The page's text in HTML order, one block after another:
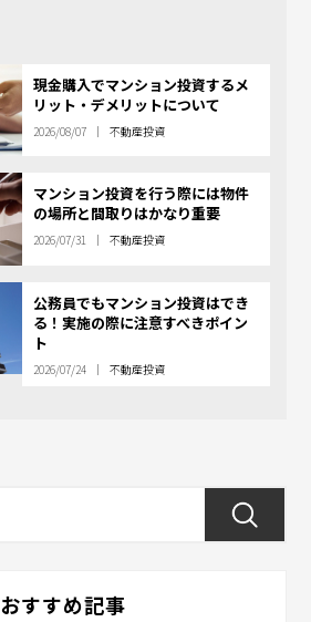
現金購入でマンション投資するメ
リット・デメリットについて
2026/08/07 不動産投資
マンション投資を行う際には物件
の場所と間取りはかなり重要
2026/07/31 不動産投資
公務員でもマンション投資はでき
る！実施の際に注意すべきポイン
ト
2026/07/24 不動産投資
おすすめ記事